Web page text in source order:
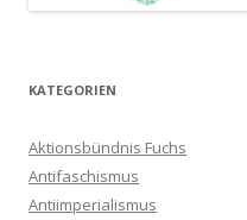
KATEGORIEN
Aktionsbündnis Fuchs
Antifaschismus
Antiimperialismus